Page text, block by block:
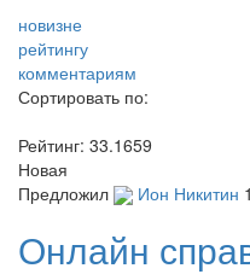
новизне
рейтингу
комментариям
Сортировать по:
Рейтинг: 33.1659
Новая
Предложил
Ион Никитин
Онлайн